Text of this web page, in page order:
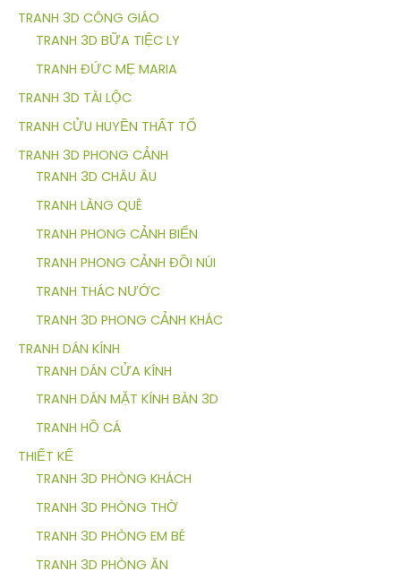
TRANH 3D CÔNG GIÁO
TRANH 3D BỮA TIỆC LY
TRANH ĐỨC MẸ MARIA
TRANH 3D TÀI LỘC
TRANH CỬU HUYỀN THẤT TỔ
TRANH 3D PHONG CẢNH
TRANH 3D CHÂU ÂU
TRANH LÀNG QUÊ
TRANH PHONG CẢNH BIỂN
TRANH PHONG CẢNH ĐỒI NÚI
TRANH THÁC NƯỚC
TRANH 3D PHONG CẢNH KHÁC
TRANH DÁN KÍNH
TRANH DÁN CỬA KÍNH
TRANH DÁN MẶT KÍNH BÀN 3D
TRANH HỒ CÁ
THIẾT KẾ
TRANH 3D PHÒNG KHÁCH
TRANH 3D PHÒNG THỜ
TRANH 3D PHÒNG EM BÉ
TRANH 3D PHÒNG ĂN